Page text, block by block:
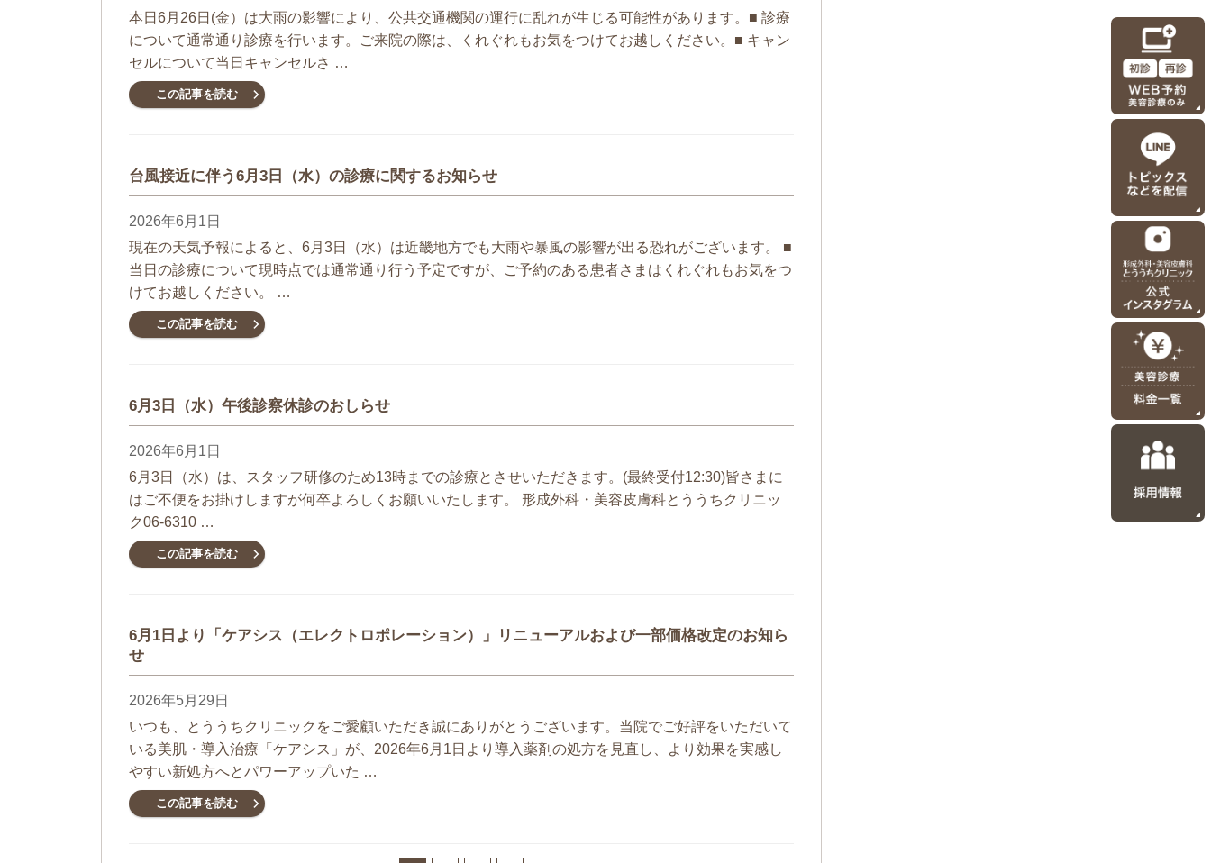
本日6月26日(金）は大雨の影響により、公共交通機関の運行に乱れが生じる可能性があります。■ 診療
について通常通り診療を行います。ご来院の際は、くれぐれもお気をつけてお越しください。■ キャン
セルについて当日キャンセルさ …
この記事を読む
台風接近に伴う6月3日（水）の診療に関するお知らせ
2026年6月1日
現在の天気予報によると、6月3日（水）は近畿地方でも大雨や暴風の影響が出る恐れがございます。 ■
当日の診療について現時点では通常通り行う予定ですが、ご予約のある患者さまはくれぐれもお気をつ
けてお越しください。 …
この記事を読む
6月3日（水）午後診察休診のおしらせ
2026年6月1日
6月3日（水）は、スタッフ研修のため13時までの診療とさせいただきます。(最終受付12:30)皆さまに
はご不便をお掛けしますが何卒よろしくお願いいたします。 形成外科・美容皮膚科とううちクリニッ
ク06-6310 …
この記事を読む
6月1日より「ケアシス（エレクトロポレーション）」リニューアルおよび一部価格改定のお知ら
せ
2026年5月29日
いつも、とううちクリニックをご愛顧いただき誠にありがとうございます。当院でご好評をいただいて
いる美肌・導入治療「ケアシス」が、2026年6月1日より導入薬剤の処方を見直し、より効果を実感し
やすい新処方へとパワーアップいた …
この記事を読む